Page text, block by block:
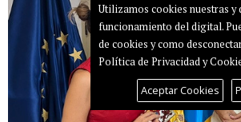
Utilizamos cookies nuestras y
funcionamiento del digital.
de cookies y como
Política de Privacidad y
Aceptar Cookies